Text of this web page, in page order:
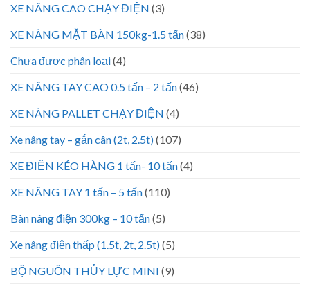
XE NÂNG CAO CHẠY ĐIỆN (3)
XE NÂNG MẶT BÀN 150kg-1.5 tấn(38)
Chưa được phân loại(4)
XE NÂNG TAY CAO 0.5 tấn – 2 tấn(46)
XE NÂNG PALLET CHẠY ĐIỆN (4)
Xe nâng tay – gắn cân (2t, 2.5t)(107)
XE ĐIỆN KÉO HÀNG 1 tấn- 10 tấn(4)
XE NÂNG TAY 1 tấn – 5 tấn(110)
Bàn nâng điện 300kg – 10 tấn(5)
Xe nâng điện thấp (1.5t, 2t, 2.5t)(5)
BỘ NGUỒN THỦY LỰC MINI (9)